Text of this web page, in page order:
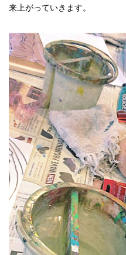
来上がっていきます。